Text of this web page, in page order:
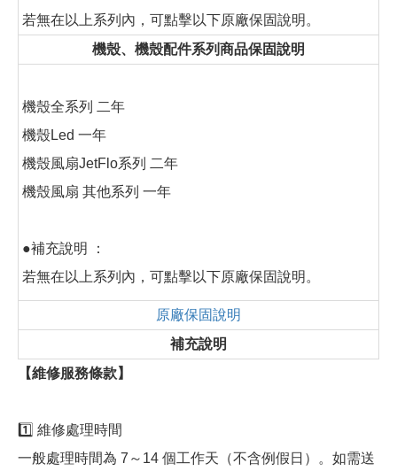
若無在以上系列內，可點擊以下原廠保固說明。
機殼、機殼配件系列商品保固說明
機殼全系列 二年
機殼Led 一年
機殼風扇JetFlo系列 二年
機殼風扇 其他系列 一年
●補充說明 ：
若無在以上系列內，可點擊以下原廠保固說明。
原廠保固說明
補充說明
【維修服務條款】
1️⃣ 維修處理時間
一般處理時間為 7～14 個工作天（不含例假日）。如需送